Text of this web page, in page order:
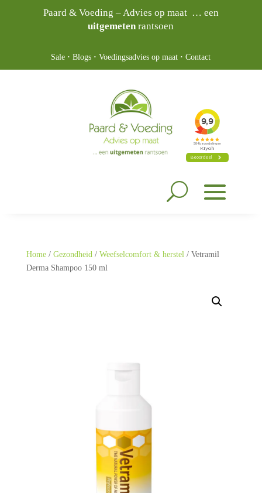
Paard & Voeding – Advies op maat … een
uitgemetenrantsoen
Sale ·Blogs ·Voedingsadvies op maat ·Contact
Home/ Gezondheid/ Weefselcomfort & herstel/ Vetramil
Derma Shampoo 150 ml